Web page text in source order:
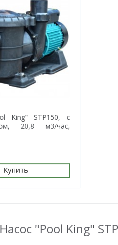
King" STP150, с
20,8 м3/час,
Купить
"Pool King"